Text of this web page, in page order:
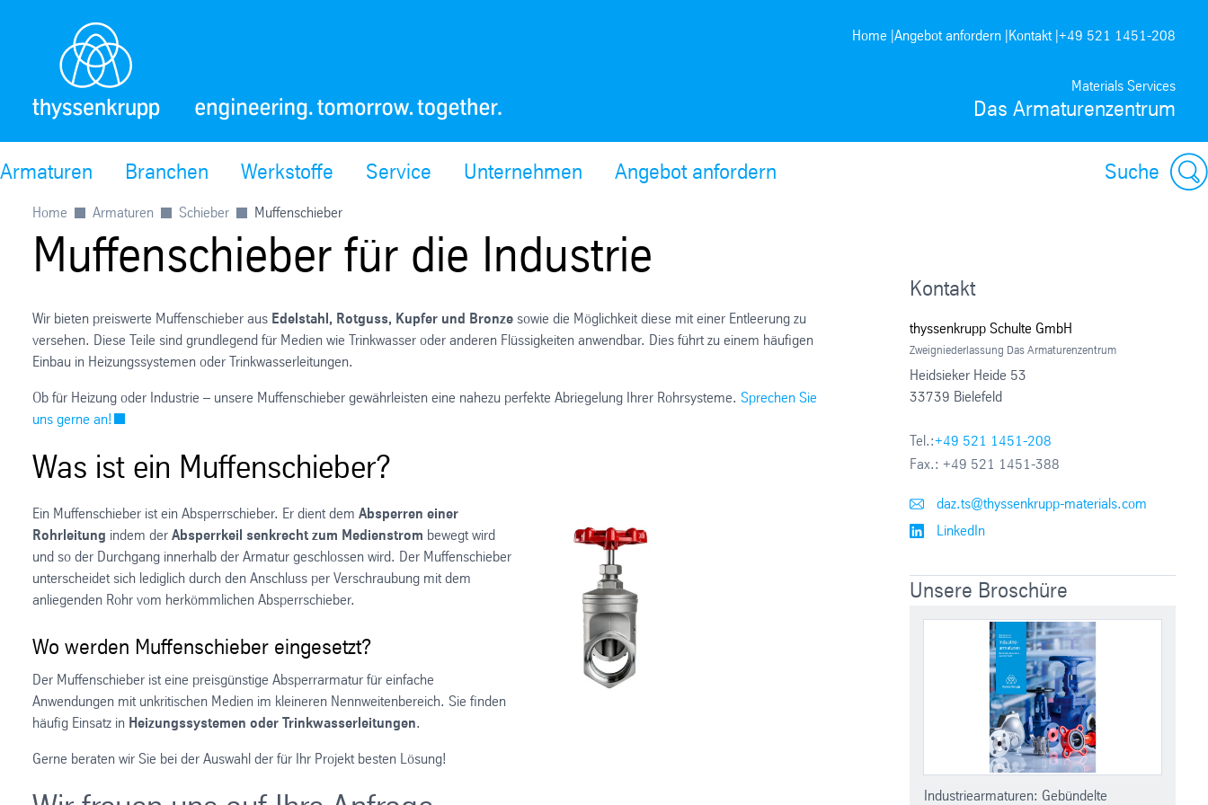
Materials Services
Das Armaturenzentrum
Home |Angebot anfordern |Kontakt |+49 521 1451-208
Armaturen Branchen Werkstoffe Service Unternehmen Angebot anfordern Suche
Home Armaturen Schieber Muffenschieber
Muffenschieber für die Industrie
Wir bieten preiswerte Muffenschieber aus Edelstahl, Rotguss, Kupfer und Bronze sowie die Möglichkeit diese mit einer Entleerung zu
versehen. Diese Teile sind grundlegend für Medien wie Trinkwasser oder anderen Flüssigkeiten anwendbar. Dies führt zu einem häufigen
Einbau in Heizungssystemen oder Trinkwasserleitungen.
Ob für Heizung oder Industrie – unsere Muffenschieber gewährleisten eine nahezu perfekte Abriegelung Ihrer Rohrsysteme. Sprechen Sie
uns gerne an!
Was ist ein Muffenschieber?
Ein Muffenschieber ist ein Absperrschieber. Er dient dem Absperren einer
Rohrleitung indem der Absperrkeil senkrecht zum Medienstrom bewegt wird
und so der Durchgang innerhalb der Armatur geschlossen wird. Der Muffenschieber
unterscheidet sich lediglich durch den Anschluss per Verschraubung mit dem
anliegenden Rohr vom herkömmlichen Absperrschieber.
Wo werden Muffenschieber eingesetzt?
Der Muffenschieber ist eine preisgünstige Absperrarmatur für einfache
Anwendungen mit unkritischen Medien im kleineren Nennweitenbereich. Sie finden
häufig Einsatz in Heizungssystemen oder Trinkwasserleitungen.
Gerne beraten wir Sie bei der Auswahl der für Ihr Projekt besten Lösung!
Kontakt
thyssenkrupp Schulte GmbH
Zweigniederlassung Das Armaturenzentrum
Heidsieker Heide 53
33739 Bielefeld
Tel.:+49 521 1451-208
Fax.: +49 521 1451-388
daz.ts@thyssenkrupp-materials.com
LinkedIn
Unsere Broschüre
Industriearmaturen: Gebündelte